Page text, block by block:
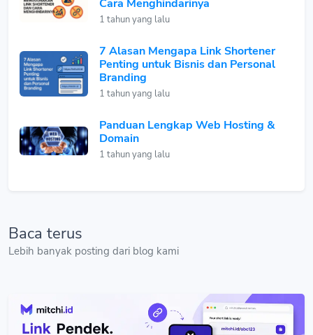
Cara Menghindarinya
1 tahun yang lalu
7 Alasan Mengapa Link Shortener
Penting untuk Bisnis dan Personal
Branding
1 tahun yang lalu
Panduan Lengkap Web Hosting &
Domain
1 tahun yang lalu
Baca terus
Lebih banyak posting dari blog kami